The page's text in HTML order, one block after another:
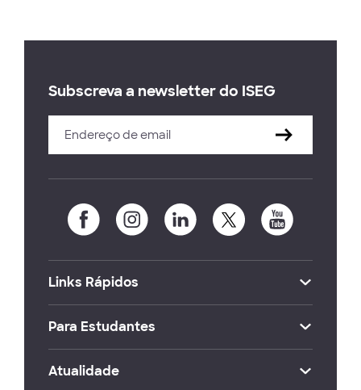
Subscreva a newsletter do ISEG
Links Rápidos
Para Estudantes
Atualidade